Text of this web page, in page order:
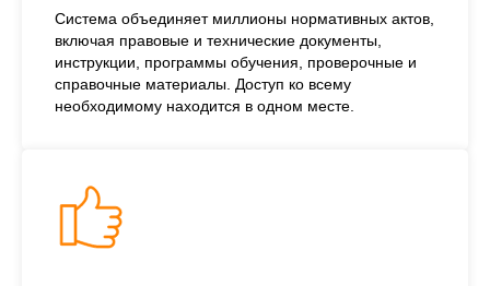
Система объединяет миллионы нормативных актов,
включая правовые и технические документы,
инструкции, программы обучения, проверочные и
справочные материалы. Доступ ко всему
необходимому находится в одном месте.